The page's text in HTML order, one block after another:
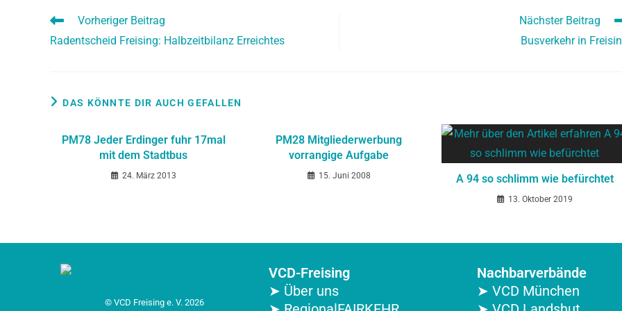
Vorheriger Beitrag
Radentscheid Freising: Halbzeitbilanz Erreichtes
Nächster Beitrag
Busverkehr in
DAS KÖNNTE DIR AUCH GEFALLEN
PM78 Jeder Erdinger fuhr 17mal
mit dem Stadtbus
24. März 2013
PM28 Mitgliederwerbung
vorrangige Aufgabe
15. Juni 2008 A 94 so schlimm wie befürchtet
13. Oktober 2019
© VCD Freising e. V. 2026
VCD-Freising
➤ Über uns
Nachbarverbände
➤ VCD München